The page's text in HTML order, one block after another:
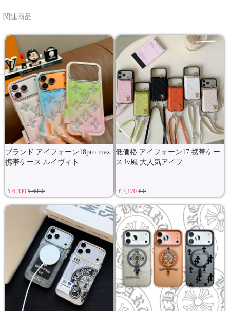
関連商品
ブランド アイフォーン18pro max
携帯ケース ルイヴィト
¥ 6,330¥ 6930
低価格 アイフォーン17 携帯ケー
ス lv風 大人気アイフ
¥ 7,170¥ 0